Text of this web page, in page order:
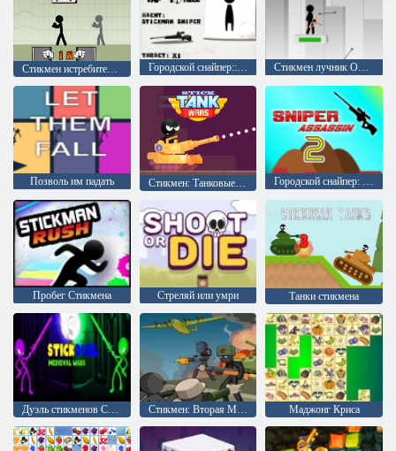
Стикмен истребитель: Эпическая битва Городской снайпер:: Сигнал, чтобы убить Стикмен лучник Онлайн
Позволь им падать Стикмен: Танковые войны Городской снайпер: Снайпер ассасин 2
Пробег Стикмена Стреляй или умри Танки стикмена
Дуэль стикменов Средневековые войны Стикмен: Вторая Мировая война Маджонг Криса